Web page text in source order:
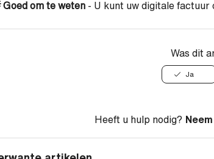
Goed om te weten - U kunt uw digitale factuur
Was dit
Ja
Heeft u hulp nodig?